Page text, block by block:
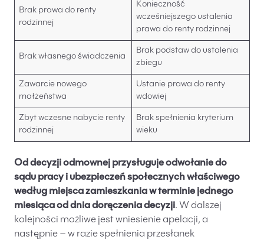
Brak prawa do renty
rodzinnej
Konieczność
wcześniejszego ustalenia
prawa do renty rodzinnej
Brak własnego świadczenia
Brak podstaw do ustalenia
zbiegu
Zawarcie nowego
małżeństwa
Ustanie prawa do renty
wdowiej
Zbyt wczesne nabycie renty
rodzinnej
Brak spełnienia kryterium
wieku
Od decyzji odmownej przysługuje odwołanie do
sądu pracy i ubezpieczeń społecznychwłaściwego
według miejsca zamieszkania w terminie jednego
miesiąca od dnia doręczenia decyzji. W dalszej
kolejności możliwe jest wniesienie apelacji, a
następnie – w razie spełnienia przesłanek